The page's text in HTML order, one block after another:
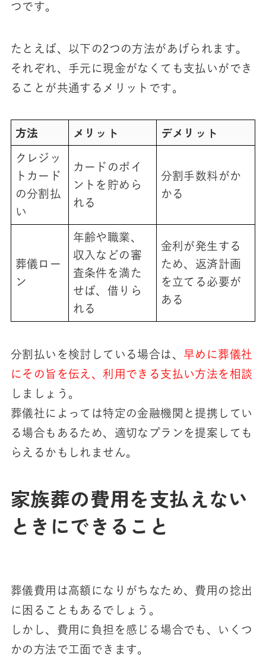
つです。
たとえば、以下の2つの方法があげられます。
それぞれ、手元に現金がなくても支払いができ
ることが共通するメリットです。
方法 メリット デメリット
クレジッ
トカード
の分割払
い
カードのポイ
ントを貯めら
れる
分割手数料がか
かる
葬儀ロー
ン
年齢や職業、
収入などの審
査条件を満た
せば、借りら
れる
金利が発生する
ため、返済計画
を立てる必要が
ある
分割払いを検討している場合は、 早めに葬儀社
にその旨を伝え、利用できる支払い方法を相談
しましょう。
葬儀社によっては特定の金融機関と提携してい
る場合もあるため、適切なプランを提案しても
らえるかもしれません。
家族葬の費用を支払えない
ときにできること
葬儀費用は高額になりがちなため、費用の捻出
に困ることもあるでしょう。
しかし、費用に負担を感じる場合でも、いくつ
かの方法で工面できます。